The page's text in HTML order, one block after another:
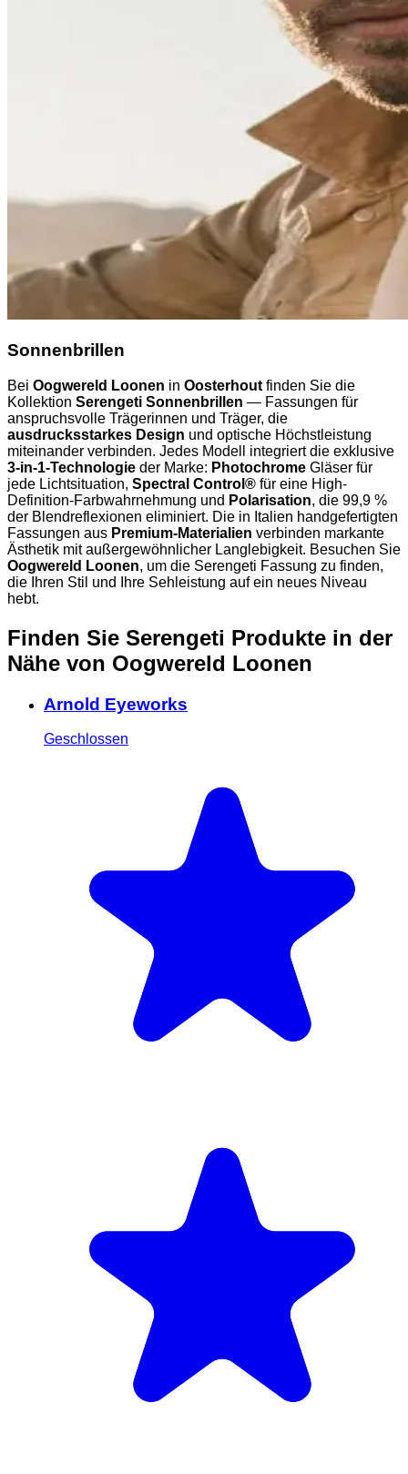
Sonnenbrillen
Bei Oogwereld Loonen in Oosterhout finden Sie die
Kollektion Serengeti Sonnenbrillen — Fassungen für
anspruchsvolle Trägerinnen und Träger, die
ausdrucksstarkes Design und optische Höchstleistung
miteinander verbinden. Jedes Modell integriert die exklusive
3-in-1-Technologie der Marke: Photochrome Gläser für
jede Lichtsituation, Spectral Control® für eine High-
Definition-Farbwahrnehmung und Polarisation, die 99,9 %
der Blendreflexionen eliminiert. Die in Italien handgefertigten
Fassungen aus Premium-Materialien verbinden markante
Ästhetik mit außergewöhnlicher Langlebigkeit. Besuchen Sie
Oogwereld Loonen, um die Serengeti Fassung zu finden,
die Ihren Stil und Ihre Sehleistung auf ein neues Niveau
hebt.
Finden Sie Serengeti Produkte in der
Nähe von Oogwereld Loonen
Arnold Eyeworks
Geschlossen